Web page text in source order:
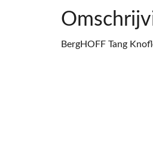
BergHOFF Tang